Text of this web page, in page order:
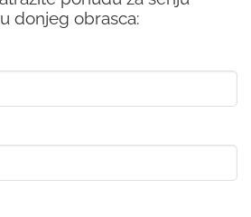
donjeg obrasca: